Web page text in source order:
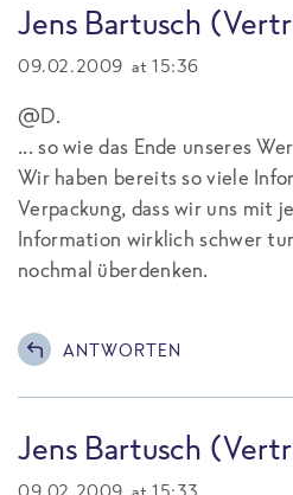
Jens Bartusch
09.02.2009 at 15:36
@D.
... so wie das Ende unseres
Wir haben bereits so viele
Verpackung, dass wir uns mit
Information wirklich schwer
nochmal überdenken.
ANTWORTEN
Jens Bartusch
09.02.2009 at 15:33